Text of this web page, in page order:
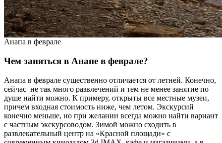
Анапа в феврале
Чем заняться в Анапе в феврале?
Анапа в феврале существенно отличается от летней. Конечно,
сейчас не так много развлечений и тем не менее занятие по
душе найти можно. К примеру, открыты все местные музеи,
причем входная стоимость ниже, чем летом. Экскурсий
конечно меньше, но при желании всегда можно найти вариант
с частным экскурсоводом. Зимой можно сходить в
развлекательный центр на «Красной площади» с